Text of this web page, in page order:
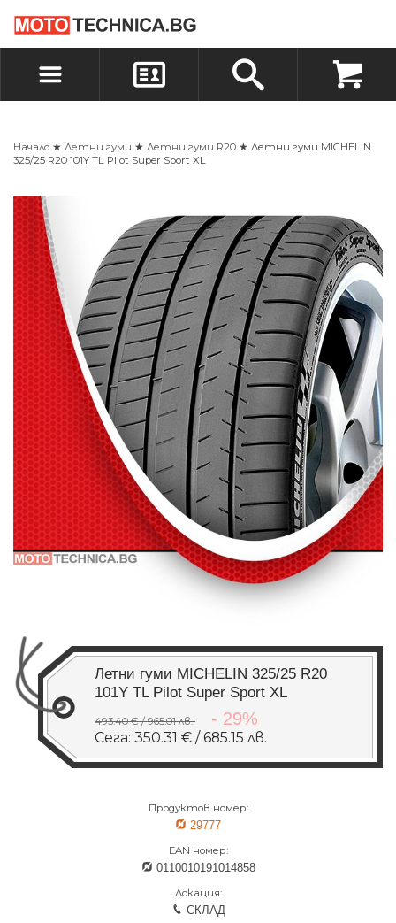
ВХОД
БЪРЗА ПОРЪЧКА ПОРЪЧКА
Начало ★ Летни гуми ★ Летни гуми R20 ★ Летни гуми MICHELIN
325/25 R20 101Y TL Pilot Super Sport XL
Летни гуми MICHELIN 325/25 R20
101Y TL Pilot Super Sport XL
493.40 € / 965.01 лв. - 29%
Сега: 350.31 € / 685.15 лв.
Продуктов номер:
29777
EAN номер:
0110010191014858
Локация:
СКЛАД